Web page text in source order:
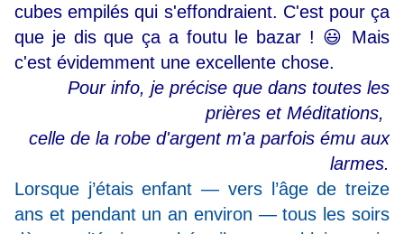
cubes empilés qui s'effondraient. C'est pour ça
que je dis que ça a foutu le bazar ! 😃 Mais
c'est évidemment une excellente chose.
Pour info, je précise que dans toutes les
prières et Méditations,
celle de la robe d'argent m'a parfois ému aux
larmes.
Lorsque j’étais enfant — vers l’âge de treize
ans et pendant un an environ — tous les soirs